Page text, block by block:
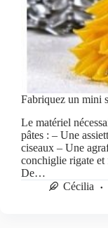
Fabriquez un mini
Le matériel
pâtes : – Une
ciseaux – Une
conchiglie rigate
De…
Cécilia